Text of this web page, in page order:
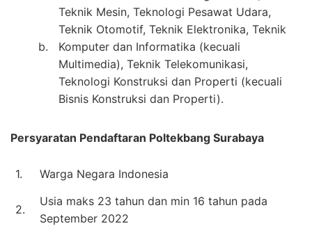
b.
Teknik Mesin, Teknologi Pesawat Udara,
Teknik Otomotif, Teknik Elektronika, Teknik
Komputer dan Informatika (kecuali
Multimedia), Teknik Telekomunikasi,
Teknologi Konstruksi dan Properti (kecuali
Bisnis Konstruksi dan Properti).
Persyaratan Pendaftaran Poltekbang Surabaya
1. Warga Negara Indonesia
2.
Usia maks 23 tahun dan min 16 tahun pada
September 2022